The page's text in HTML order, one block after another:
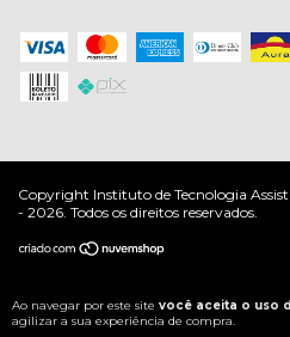
Ao navegar por este site você aceita o uso
agilizar a sua experiência de compra.
Copyright Instituto de Tecnologia
- 2026. Todos os direitos reservados.